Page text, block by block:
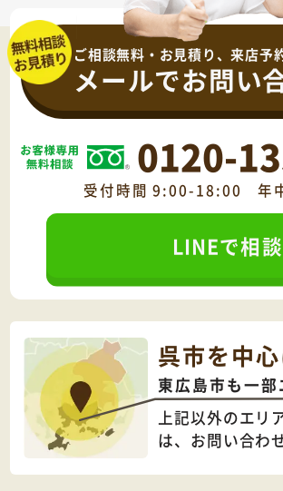
ご相談無料・お見積り、来店予
メールでお問い
0120-
受付時間 9:00-18:00 年
LINEで相談
呉市を中
東広島市も一部
上記以外のエリ
は、 お問い合わ